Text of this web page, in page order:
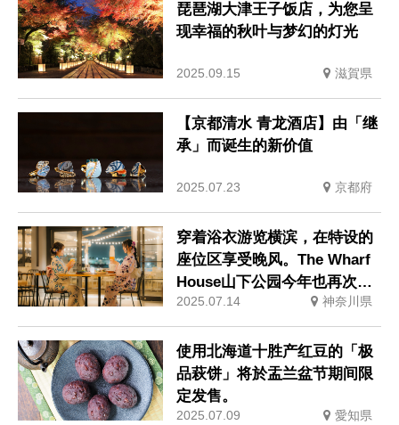
琵琶湖大津王子饭店，为您呈
现幸福的秋叶与梦幻的灯光
2025.09.15 滋賀県
【京都清水 青龙酒店】由「继
承」而诞生的新价值
2025.07.23 京都府
穿着浴衣游览横滨，在特设的
座位区享受晚风。The Wharf
House山下公园今年也再次举
办「浴衣啤酒花园」
2025.07.14 神奈川県
使用北海道十胜产红豆的「极
品萩饼」将於盂兰盆节期间限
定发售。
2025.07.09 愛知県